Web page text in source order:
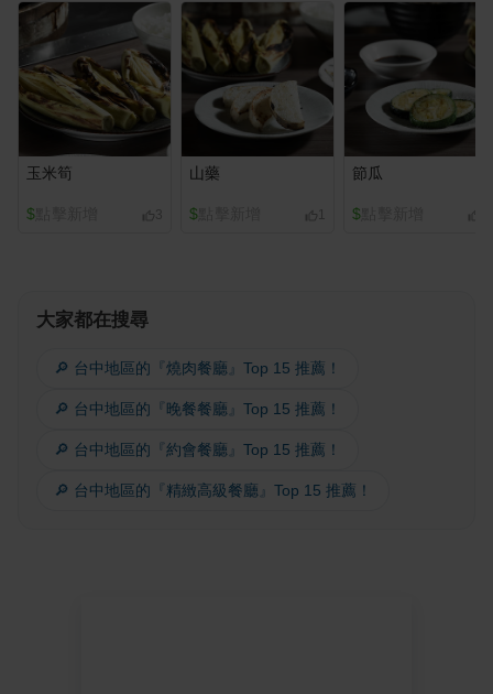
玉米筍
$ 3
山藥
$
節瓜
$
大家都在搜尋
🔎 台中地區的『燒肉餐廳』Top 15 推薦！
🔎 台中地區的『晚餐餐廳』Top 15 推薦！
🔎 台中地區的『約會餐廳』Top 15 推薦！
🔎 台中地區的『精緻高級餐廳』Top 15 推薦！